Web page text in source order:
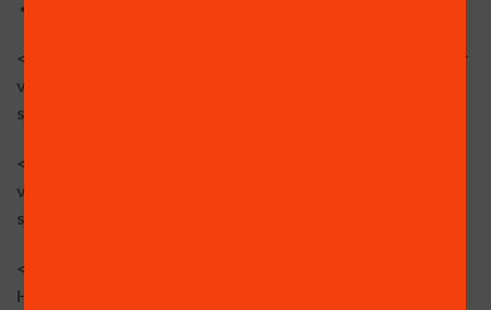
<->İnsan Yüzü algıladığında, Alarm Verme, Mail ile Haber
verme, Cep Telefonuna Bildirim Gönderme özelliğine
sahiptir.
<->Hareket algıladığında Alarm Verme, Mail ile Haber
verme, Cep Telefonuna Bildirim Gönderme özelliğine
sahiptir.
<->İnsan Bedeni algıladığında Alarm Verme, Mail ile
Haber verme, Cep Telefonuna Bildirim Gönderme